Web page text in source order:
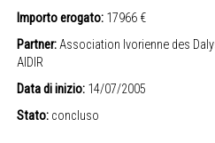
Importo erogato: 17966 €
Partner:Association Ivorienne des
AIDIR
Data di inizio: 14/07/2005
Stato: concluso